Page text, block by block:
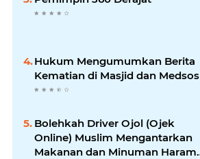
Hukum Mengumumkan Berita
Kematian di Masjid dan Medsos
Bolehkah Driver Ojol (Ojek
Online) Muslim Mengantarkan
Makanan dan Minuman Haram